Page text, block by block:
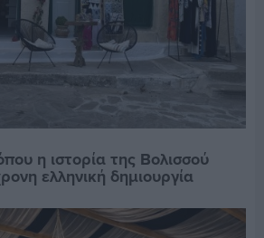
η ιστορία της Βολισσού
ελληνική δημιουργία